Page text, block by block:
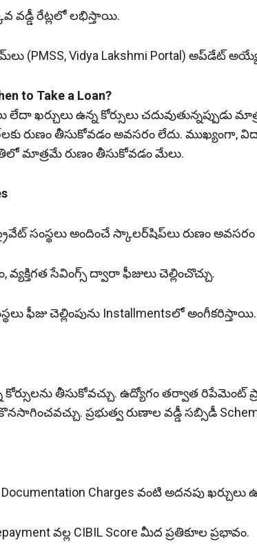
వడ్డీ రేట్లలో లభిస్తాయి.
(PMSS, Vidya Lakshmi Portal) అప్‌డేట్‌
to Take a Loan?
లేదా ఖర్చులు ఉన్న కోర్సులు చదువుతున్నప్పుడు
రుణం తీసుకోవడం అవసరం లేదు. ముఖ్యంగా,
మాత్రమే రుణం తీసుకోవడం మేలు.
సంస్థలు అందించే స్కాలర్‌షిప్‌లు రుణం అవసరం
సేవింగ్స్ ద్వారా ఫీజులు చెల్లించొచ్చు.
ఫీజు చెల్లింపును Installments‌లో
కోర్సులను తీసుకోవచ్చు. ఉద్యోగం తర్వాత
ప్రభుత్వ రుణాల వడ్డీ సబ్సిడీ
Charges వంటి అదనపు ఖర్చులు
వల్ల CIBIL Score మీద ప్రతికూల ప్రభావం.